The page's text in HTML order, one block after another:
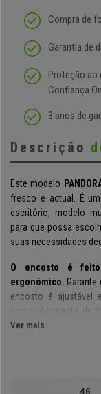
Compra de
Garantia de
Proteção ao
Confiança
3 anos de
Descrição
Este modelo
fresco e actual. É
escritório, modelo
para que possa
suas necessidades
O encosto é
ergonómico.
encosto é ajustável
corporal correcta, de
Ver mais